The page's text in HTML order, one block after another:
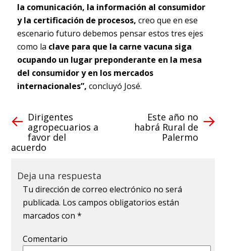
la comunicación, la información al consumidor
y la certificación de procesos, creo que en ese
escenario futuro debemos pensar estos tres ejes
como la clave para que la carne vacuna siga
ocupando un lugar preponderante en la mesa
del consumidor y en los mercados
internacionales”, concluyó José.
Dirigentes
agropecuarios a
favor del
acuerdo
Este año no
habrá Rural de
Palermo
Deja una respuesta
Tu dirección de correo electrónico no será
publicada. Los campos obligatorios están
marcados con*
Comentario